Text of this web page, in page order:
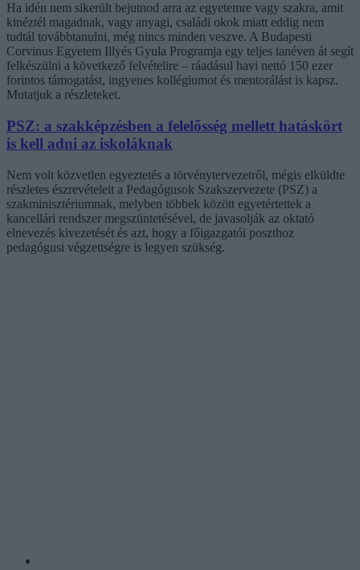
Ha idén nem sikerült bejutnod arra az egyetemre vagy szakra, amit
kinéztél magadnak, vagy anyagi, családi okok miatt eddig nem
tudtál továbbtanulni, még nincs minden veszve. A Budapesti
Corvinus Egyetem Illyés Gyula Programja egy teljes tanéven át segít
felkészülni a következő felvételire – ráadásul havi nettó 150 ezer
forintos támogatást, ingyenes kollégiumot és mentorálást is kapsz.
Mutatjuk a részleteket.
PSZ: a szakképzésben a felelősség mellett hatáskört
is kell adni az iskoláknak
Nem volt közvetlen egyeztetés a törvénytervezetről, mégis elküldte
részletes észrevételeit a Pedagógusok Szakszervezete (PSZ) a
szakminisztériumnak, melyben többek között egyetértettek a
kancellári rendszer megszüntetésével, de javasolják az oktató
elnevezés kivezetését és azt, hogy a főigazgatói poszthoz
pedagógusi végzettségre is legyen szükség.